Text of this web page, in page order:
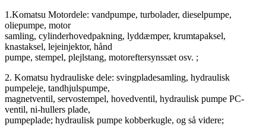
1.Komatsu Motordele: vandpumpe, turbolader, dieselpumpe,
oliepumpe, motor
samling, cylinderhovedpakning, lyddæmper, krumtapaksel,
knastaksel, lejeinjektor, hånd
pumpe, stempel, plejlstang, motoreftersynssæt osv. ;
2. Komatsu hydrauliske dele: svingpladesamling, hydraulisk
pumpeleje, tandhjulspumpe,
magnetventil, servostempel, hovedventil, hydraulisk pumpe PC-
ventil, ni-hullers plade,
pumpeplade; hydraulisk pumpe kobberkugle, og så videre;